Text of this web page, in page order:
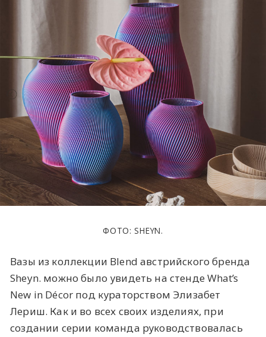
ФОТО: SHEYN.
Вазы из коллекции Blend австрийского бренда
Sheyn. можно было увидеть на стенде What’s
New in Décor под кураторством Элизабет
Лериш. Как и во всех своих изделиях, при
создании серии команда руководствовалась